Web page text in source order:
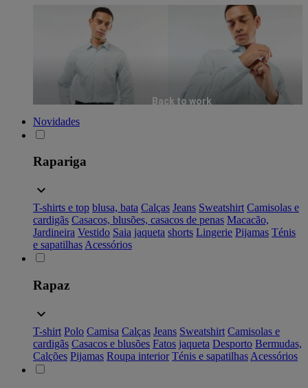
Back to work
Novidades
Rapariga
T-shirts e top blusa, bata Calças Jeans Sweatshirt Camisolas e
cardigãs Casacos, blusões, casacos de penas Macacão,
Jardineira Vestido Saia jaqueta shorts Lingerie Pijamas Ténis
e sapatilhas Acessórios
Rapaz
T-shirt Polo Camisa Calças Jeans Sweatshirt Camisolas e
cardigãs Casacos e blusões Fatos jaqueta Desporto Bermudas,
Calções Pijamas Roupa interior Ténis e sapatilhas Acessórios